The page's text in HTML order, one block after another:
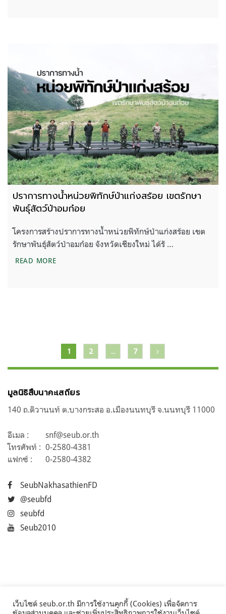
ปราการทางน้ำหน่วยพิทักษ์ป่าแก่งสร้อย เขตรักษา
พันธุ์สัตว์ป่าอมก๋อย
โครงการสร้างปราการทางน้ำหน่วยพิทักษ์ป่าแก่งสร้อย เขต
รักษาพันธุ์สัตว์ป่าอมก๋อย จังหวัดเชียงใหม่ ได้รั …
READ MOREปราการทางน้ำหน่วยพิทักษ์ป่าแก่งสร้อย เขตรักษาพัน
เรื่อง
1 2 … 7
มูลนิธิสืบนาคะเสถียร
140 ถ.ติวานนท์ ต.บางกระสอ อ.เมืองนนทบุรี จ.นนทบุรี 11000
อีเมล :
snf@seub.or.th
โทรศัพท์ : 0-2580-4381
แฟกซ์ :
0-2580-4382
SeubNakhasathienFD
@seubfd
seubfd
Seub2010
เว็บไซต์ seub.or.th มีการใช้งานคุกกี้ (Cookies) เพื่อจัดการ